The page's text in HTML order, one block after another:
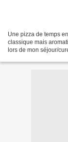
Une pizza de temps
classique mais
lors de mon séjour/